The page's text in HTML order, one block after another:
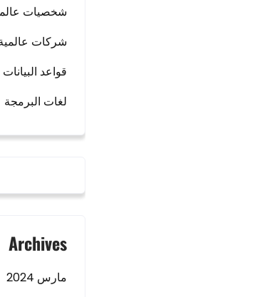
شخصيات
شركات
قواعد البيانات
لغات البرمجة
Archives
مارس 2024